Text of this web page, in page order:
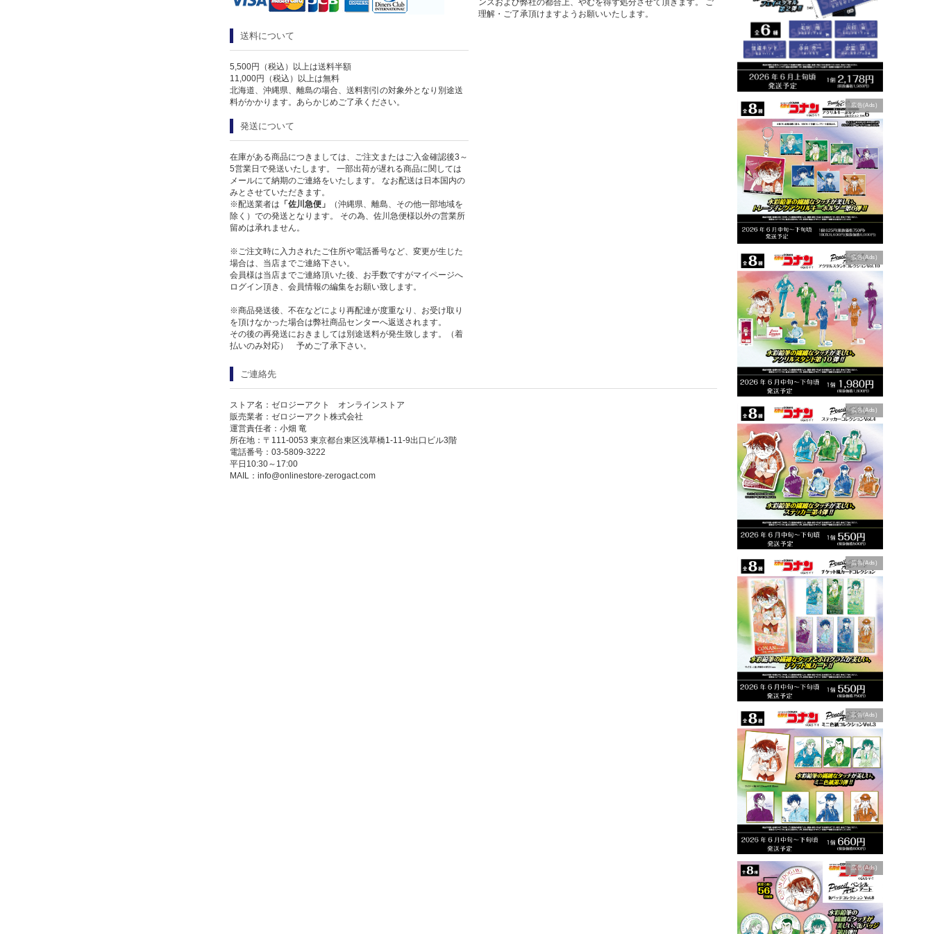
広告(Ads)
広告(Ads)
広告(Ads)
広告(Ads)
広告(Ads)
広告(Ads)
送料について
5,500円（税込）以上は送料半額
11,000円（税込）以上は無料
北海道、沖縄県、離島の場合、送料割引の対象外となり別途送
料がかかります。あらかじめご了承ください。
発送について
在庫がある商品につきましては、ご注文またはご入金確認後3～
5営業日で発送いたします。 一部出荷が遅れる商品に関しては
メールにて納期のご連絡をいたします。 なお配送は日本国内の
みとさせていただきます。
※配送業者は 「佐川急便」
（沖縄県、離島、その他一部地域を
除く）での発送となります。 その為、佐川急便様以外の営業所
留めは承れません。
※ご注文時に入力されたご住所や電話番号など、変更が生じた
場合は、当店までご連絡下さい。
会員様は当店までご連絡頂いた後、お手数ですがマイページへ
ログイン頂き、会員情報の編集をお願い致します。
※商品発送後、不在などにより再配達が度重なり、お受け取り
を頂けなかった場合は弊社商品センターへ返送されます。
その後の再発送におきましては別途送料が発生致します。（着
払いのみ対応） 予めご了承下さい。
理解・ご了承頂けますようお願いいたします。
ご連絡先
ストア名：ゼロジーアクト オンラインストア
販売業者：ゼロジーアクト株式会社
運営責任者：小畑 竜
所在地：〒111-0053 東京都台東区浅草橋1-11-9出口ビル3階
電話番号：03-5809-3222
平日10:30～17:00
MAIL： info@onlinestore-zerogact.com